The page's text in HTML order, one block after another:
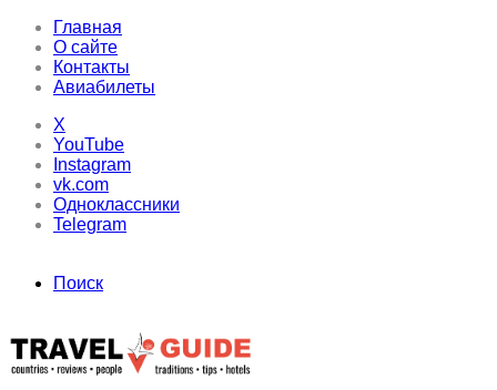
Главная
О сайте
Контакты
Авиабилеты
X
YouTube
Instagram
vk.com
Одноклассники
Telegram
Поиск